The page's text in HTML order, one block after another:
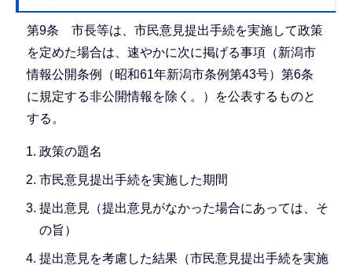
第9条 市長等は、市民意見提出手続を実施して政策
を定めた場合は、速やかに次に掲げる事項（新潟市
情報公開条例（昭和61年新潟市条例第43号）第6条
に規定する非公開情報を除く。）を公表するものと
する。
政策の題名
市民意見提出手続を実施した期間
提出意見（提出意見がなかった場合にあっては、そ
の旨）
提出意見を考慮した結果（市民意見提出手続を実施